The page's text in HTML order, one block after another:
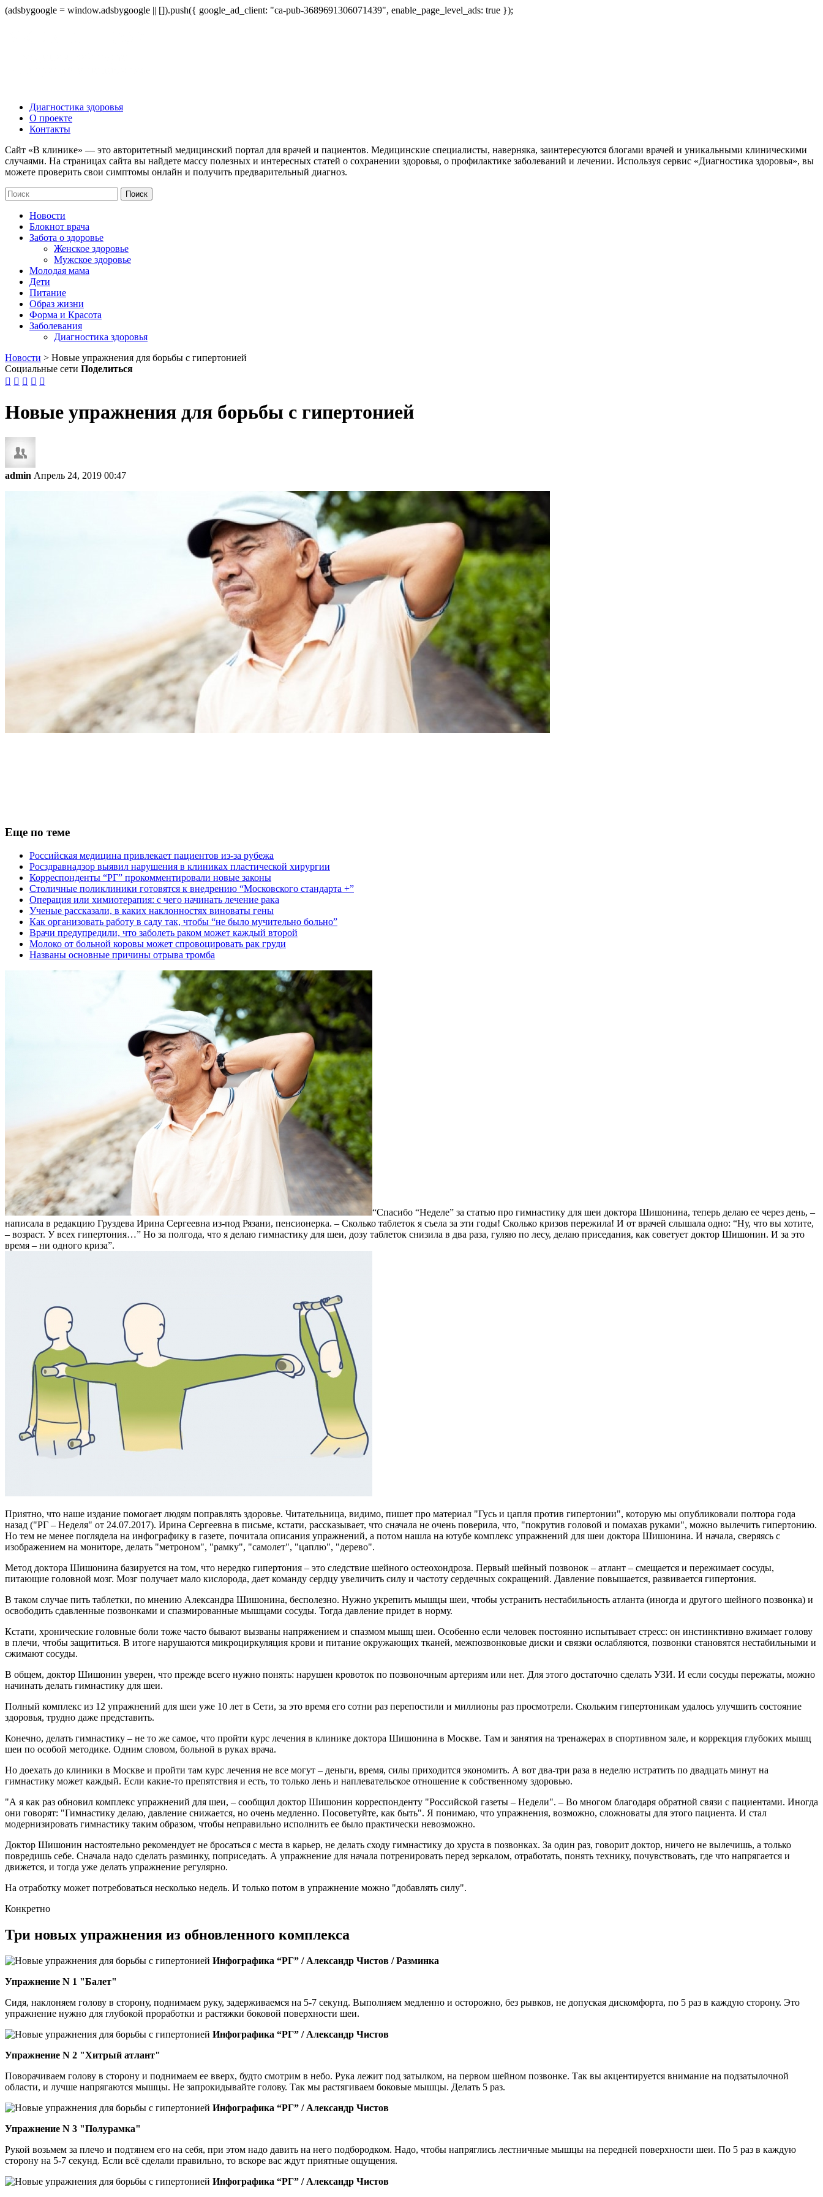
(adsbygoogle = window.adsbygoogle || []).push({ google_ad_client: "ca-pub-3689691306071439", enable_page_level_ads: true });
Диагностика здоровья
О проекте
Контакты
Сайт «В клинике» — это авторитетный медицинский портал для врачей и пациентов. Медицинские специалисты, наверняка, заинтересуются блогами врачей и уникальными клиническими
случаями. На страницах сайта вы найдете массу полезных и интересных статей о сохранении здоровья, о профилактике заболеваний и лечении. Используя сервис «Диагностика здоровья», вы
можете проверить свои симптомы онлайн и получить предварительный диагноз.
Новости
Блокнот врача
Забота о здоровье
Женское здоровье
Мужское здоровье
Молодая мама
Дети
Питание
Образ жизни
Форма и Красота
Заболевания
Диагностика здоровья
Новости > Новые упражнения для борьбы с гипертонией
Социальные сети Поделиться
    
Новые упражнения для борьбы с гипертонией
admin Апрель 24, 2019 00:47
Еще по теме
Российская медицина привлекает пациентов из-за рубежа
Росздравнадзор выявил нарушения в клиниках пластической хирургии
Корреспонденты “РГ” прокомментировали новые законы
Столичные поликлиники готовятся к внедрению “Московского стандарта +”
Операция или химиотерапия: с чего начинать лечение рака
Ученые рассказали, в каких наклонностях виноваты гены
Как организовать работу в саду так, чтобы “не было мучительно больно”
Врачи предупредили, что заболеть раком может каждый второй
Молоко от больной коровы может спровоцировать рак груди
Названы основные причины отрыва тромба
“Спасибо “Неделе” за статью про гимнастику для шеи доктора Шишонина, теперь делаю ее через день, –
написала в редакцию Груздева Ирина Сергеевна из-под Рязани, пенсионерка. – Сколько таблеток я съела за эти годы! Сколько кризов пережила! И от врачей слышала одно: “Ну, что вы хотите,
– возраст. У всех гипертония…” Но за полгода, что я делаю гимнастику для шеи, дозу таблеток снизила в два раза, гуляю по лесу, делаю приседания, как советует доктор Шишонин. И за это
время – ни одного криза”.
Приятно, что наше издание помогает людям поправлять здоровье. Читательница, видимо, пишет про материал "Гусь и цапля против гипертонии", которую мы опубликовали полтора года
назад ("РГ – Неделя" от 24.07.2017). Ирина Сергеевна в письме, кстати, рассказывает, что сначала не очень поверила, что, "покрутив головой и помахав руками", можно вылечить гипертонию.
Но тем не менее поглядела на инфографику в газете, почитала описания упражнений, а потом нашла на ютубе комплекс упражнений для шеи доктора Шишонина. И начала, сверяясь с
изображением на мониторе, делать "метроном", "рамку", "самолет", "цаплю", "дерево".
Метод доктора Шишонина базируется на том, что нередко гипертония – это следствие шейного остеохондроза. Первый шейный позвонок – атлант – смещается и пережимает сосуды,
питающие головной мозг. Мозг получает мало кислорода, дает команду сердцу увеличить силу и частоту сердечных сокращений. Давление повышается, развивается гипертония.
В таком случае пить таблетки, по мнению Александра Шишонина, бесполезно. Нужно укрепить мышцы шеи, чтобы устранить нестабильность атланта (иногда и другого шейного позвонка) и
освободить сдавленные позвонками и спазмированные мышцами сосуды. Тогда давление придет в норму.
Кстати, хронические головные боли тоже часто бывают вызваны напряжением и спазмом мышц шеи. Особенно если человек постоянно испытывает стресс: он инстинктивно вжимает голову
в плечи, чтобы защититься. В итоге нарушаются микроциркуляция крови и питание окружающих тканей, межпозвонковые диски и связки ослабляются, позвонки становятся нестабильными и
сжимают сосуды.
В общем, доктор Шишонин уверен, что прежде всего нужно понять: нарушен кровоток по позвоночным артериям или нет. Для этого достаточно сделать УЗИ. И если сосуды пережаты, можно
начинать делать гимнастику для шеи.
Полный комплекс из 12 упражнений для шеи уже 10 лет в Сети, за это время его сотни раз перепостили и миллионы раз просмотрели. Скольким гипертоникам удалось улучшить состояние
здоровья, трудно даже представить.
Конечно, делать гимнастику – не то же самое, что пройти курс лечения в клинике доктора Шишонина в Москве. Там и занятия на тренажерах в спортивном зале, и коррекция глубоких мышц
шеи по особой методике. Одним словом, больной в руках врача.
Но доехать до клиники в Москве и пройти там курс лечения не все могут – деньги, время, силы приходится экономить. А вот два-три раза в неделю истратить по двадцать минут на
гимнастику может каждый. Если какие-то препятствия и есть, то только лень и наплевательское отношение к собственному здоровью.
"А я как раз обновил комплекс упражнений для шеи, – сообщил доктор Шишонин корреспонденту "Российской газеты – Недели". – Во многом благодаря обратной связи с пациентами. Иногда
они говорят: "Гимнастику делаю, давление снижается, но очень медленно. Посоветуйте, как быть". Я понимаю, что упражнения, возможно, сложноваты для этого пациента. И стал
модернизировать гимнастику таким образом, чтобы неправильно исполнить ее было практически невозможно.
Доктор Шишонин настоятельно рекомендует не бросаться с места в карьер, не делать сходу гимнастику до хруста в позвонках. За один раз, говорит доктор, ничего не вылечишь, а только
повредишь себе. Сначала надо сделать разминку, поприседать. А упражнение для начала потренировать перед зеркалом, отработать, понять технику, почувствовать, где что напрягается и
движется, и тогда уже делать упражнение регулярно.
На отработку может потребоваться несколько недель. И только потом в упражнение можно "добавлять силу".
Конкретно
Три новых упражнения из обновленного комплекса
Инфографика “РГ” / Александр Чистов / Разминка
Упражнение N 1 "Балет"
Сидя, наклоняем голову в сторону, поднимаем руку, задерживаемся на 5-7 секунд. Выполняем медленно и осторожно, без рывков, не допуская дискомфорта, по 5 раз в каждую сторону. Это
упражнение нужно для глубокой проработки и растяжки боковой поверхности шеи.
Инфографика “РГ” / Александр Чистов
Упражнение N 2 "Хитрый атлант"
Поворачиваем голову в сторону и поднимаем ее вверх, будто смотрим в небо. Рука лежит под затылком, на первом шейном позвонке. Так вы акцентируется внимание на подзатылочной
области, и лучше напрягаются мышцы. Не запрокидывайте голову. Так мы растягиваем боковые мышцы. Делать 5 раз.
Инфографика “РГ” / Александр Чистов
Упражнение N 3 "Полурамка"
Рукой возьмем за плечо и подтянем его на себя, при этом надо давить на него подбородком. Надо, чтобы напряглись лестничные мышцы на передней поверхности шеи. По 5 раз в каждую
сторону на 5-7 секунд. Если всё сделали правильно, то вскоре вас ждут приятные ощущения.
Инфографика “РГ” / Александр Чистов